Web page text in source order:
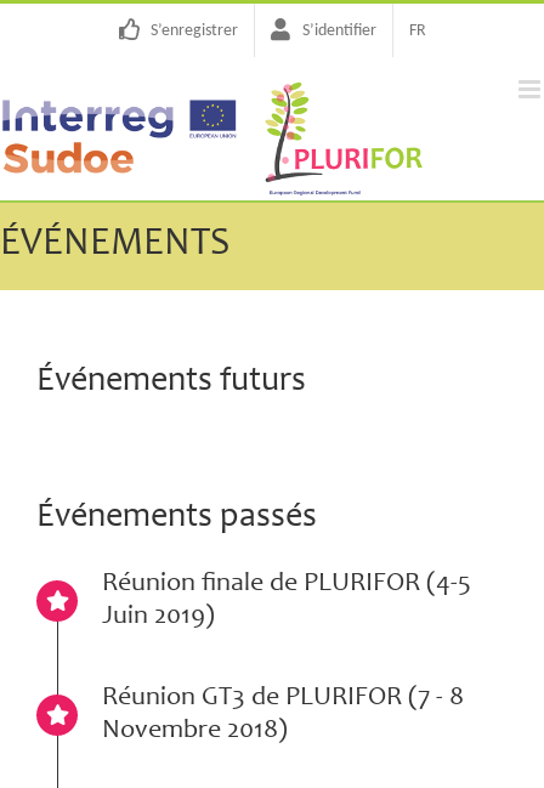
Passer
S’enregistrer S’identifier FR
ÉVÉNEMENTS
Événements futurs
Événements passés
Réunion finale de PLURIFOR (4-5
Juin 2019)
Réunion GT3 de PLURIFOR (7 - 8
Novembre 2018)